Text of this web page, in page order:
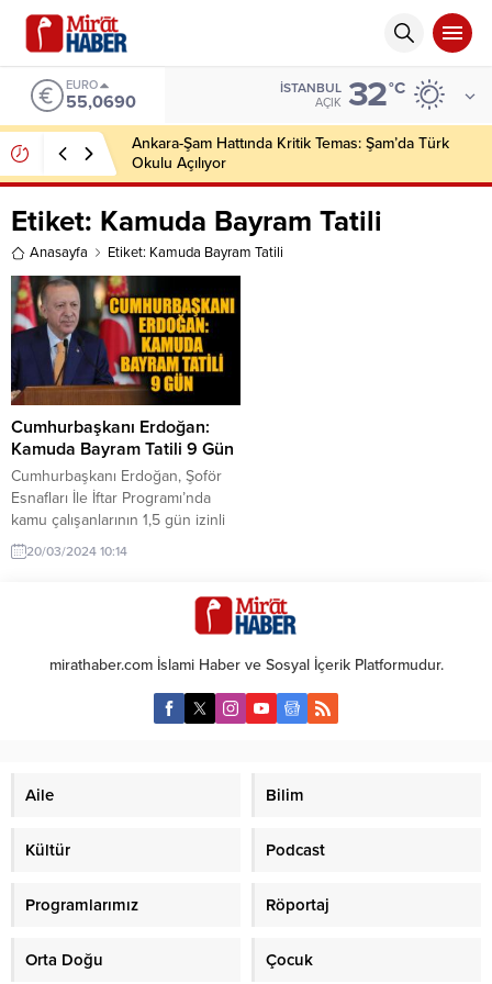
EURO
55,0690
İSTANBUL
AÇIK 32°C
Ankara-Şam Hattında Kritik Temas: Şam’da Türk
Okulu Açılıyor
Etiket: Kamuda Bayram Tatili
Anasayfa Etiket: Kamuda Bayram Tatili
Cumhurbaşkanı Erdoğan:
Kamuda Bayram Tatili 9 Gün
Cumhurbaşkanı Erdoğan, Şoför
Esnafları İle İftar Programı’nda
kamu çalışanlarının 1,5 gün izinli
sayılacağını söyledi. Ayrıca
kamuda bayram tatilinin 9 gün
Erdoğan, Şoför Esnafları İle İftar
bulundu. Erdoğan, Şoför Esnafları
İle İftar Programı’nda kamu
çalışanlarının 1,5 gün izinli
sayılacağını ve bununla beraber
20/03/2024 10:14
mirathaber.com İslami Haber ve Sosyal İçerik Platformudur.
Aile Bilim
Kültür Podcast
Programlarımız Röportaj
Orta Doğu Çocuk